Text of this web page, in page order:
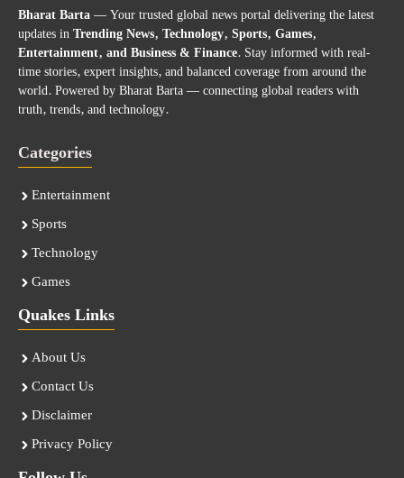
Bharat Barta— Your trusted global news portal delivering the latest
updates inTrending News, Technology, Sports, Games,
Entertainment, and Business & Finance. Stay informed with real-
time stories, expert insights, and balanced coverage from around the
world. Powered by Bharat Barta — connecting global readers with
truth, trends, and technology.
Categories
Entertainment
Sports
Technology
Games
Quakes Links
About Us
Contact Us
Disclaimer
Privacy Policy